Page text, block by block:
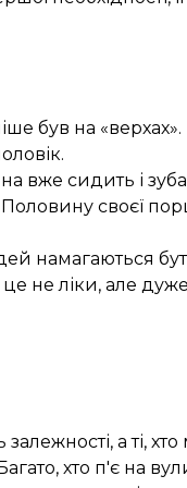
був на
вже сидить і
своєї
намагаються
не ліки, але
а ті,
хто п'є на